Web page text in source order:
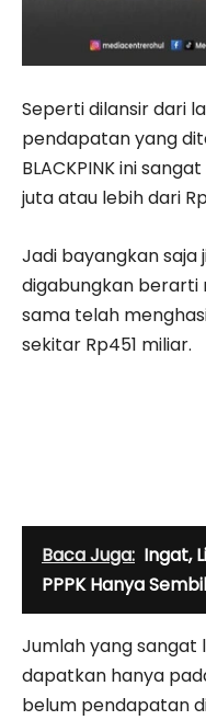
Seperti dilansir dari
pendapatan yang
BLACKPINK ini
juta atau lebih dari
Jadi bayangkan
digabungkan
sama telah
sekitar Rp451 miliar.
Baca Juga: Ingat,
PPPK Hanya
Jumlah yang
dapatkan hanya
belum pendapatan